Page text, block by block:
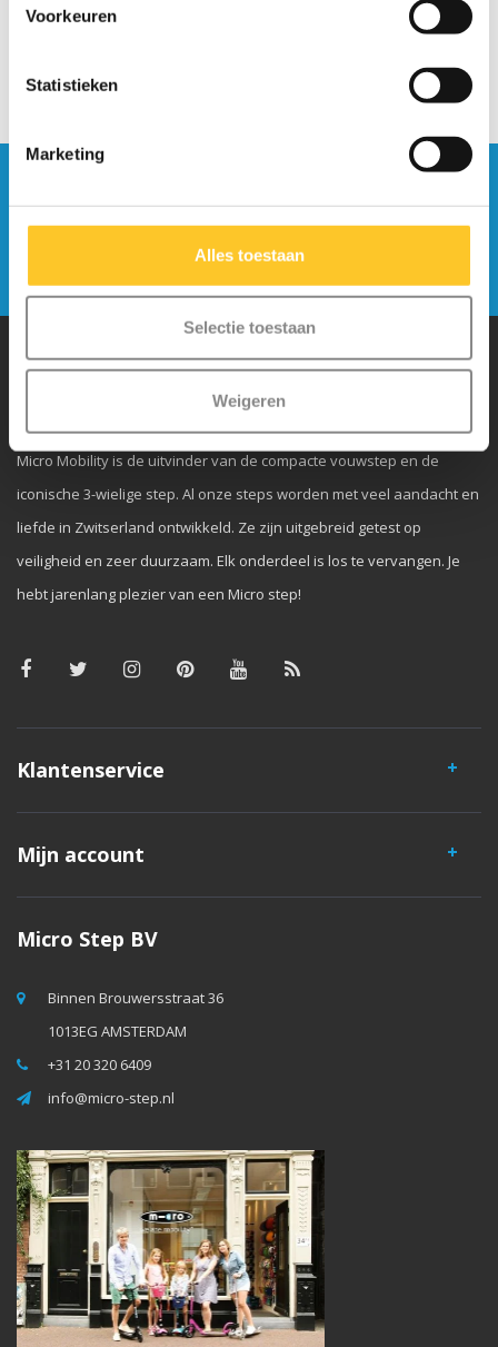
Voorkeuren
Statistieken
Marketing
Alles toestaan
Selectie toestaan
Weigeren
nieuwsbrief
Waarom Micro Step?
Micro Mobility is de uitvinder van de compacte vouwstep en de
iconische 3-wielige step. Al onze steps worden met veel aandacht en
liefde in Zwitserland ontwikkeld. Ze zijn uitgebreid getest op
veiligheid en zeer duurzaam. Elk onderdeel is los te vervangen. Je
hebt jarenlang plezier van een Micro step!
Klantenservice
Mijn account
Micro Step BV
Binnen Brouwersstraat 36
1013EG AMSTERDAM
+31 20 320 6409
info@micro-step.nl